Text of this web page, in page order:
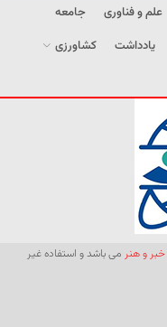
علم و فناوری
جامعه
یادداشت
کشاورزی
خبر و هنر می باشد و استفاده غیر